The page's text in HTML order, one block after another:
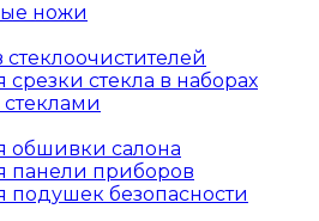
ножи
стекла в наборах
обшивки салона
панели приборов
подушек безопасности